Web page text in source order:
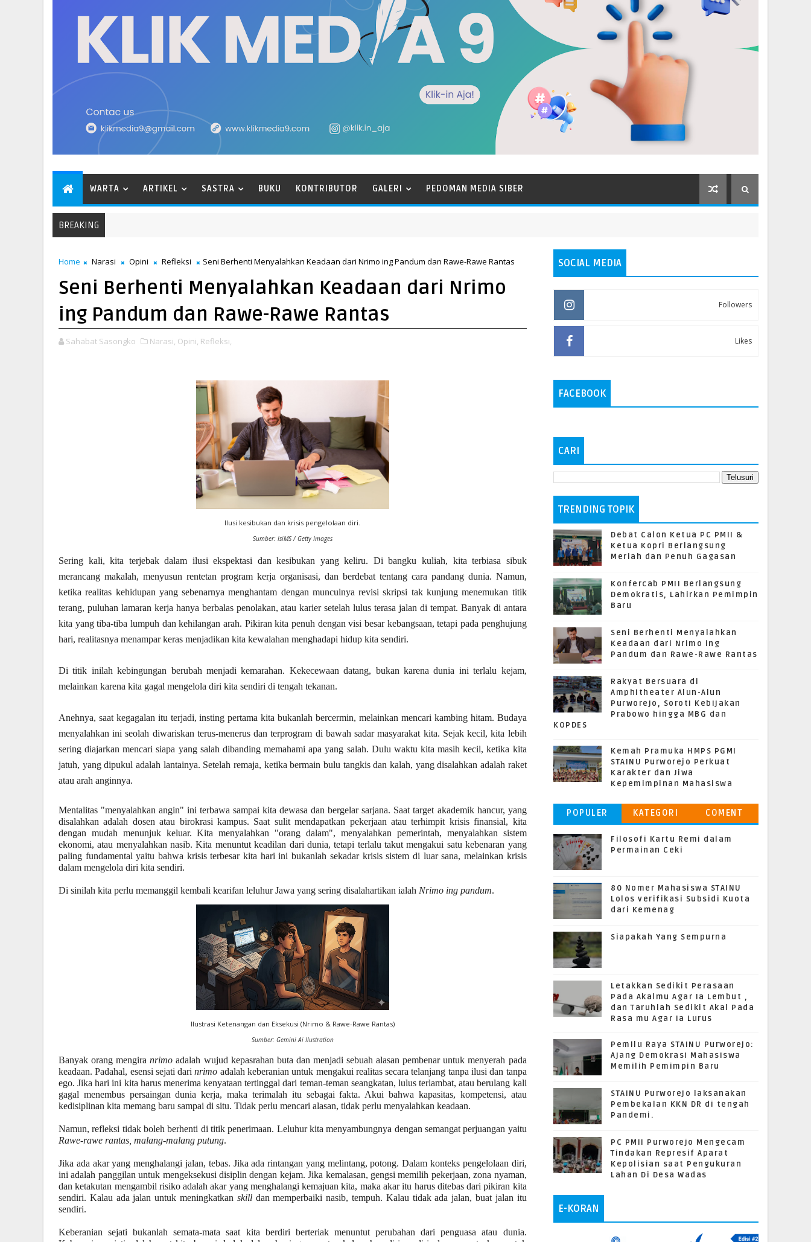
WARTA ARTIKEL SASTRA BUKU KONTRIBUTOR GALERI PEDOMAN MEDIA SIBER
BREAKING
Home Narasi Opini Refleksi Seni Berhenti Menyalahkan Keadaan dari Nrimo ing Pandum dan Rawe-Rawe Rantas
Seni Berhenti Menyalahkan Keadaan dari Nrimo
ing Pandum dan Rawe-Rawe Rantas
Sahabat Sasongko Narasi, Opini, Refleksi,
Ilusi kesibukan dan krisis pengelolaan diri.
Sumber: IsiMS / Getty Images
Sering kali, kita terjebak dalam ilusi ekspektasi dan kesibukan yang keliru. Di bangku kuliah, kita terbiasa sibuk
merancang makalah, menyusun rentetan program kerja organisasi, dan berdebat tentang cara pandang dunia. Namun,
ketika realitas kehidupan yang sebenarnya menghantam dengan munculnya revisi skripsi tak kunjung menemukan titik
terang, puluhan lamaran kerja hanya berbalas penolakan, atau karier setelah lulus terasa jalan di tempat. Banyak di antara
kita yang tiba-tiba lumpuh dan kehilangan arah. Pikiran kita penuh dengan visi besar kebangsaan, tetapi pada penghujung
hari, realitasnya menampar keras menjadikan kita kewalahan menghadapi hidup kita sendiri.
Di titik inilah kebingungan berubah menjadi kemarahan. Kekecewaan datang, bukan karena dunia ini terlalu kejam,
melainkan karena kita gagal mengelola diri kita sendiri di tengah tekanan.
Anehnya, saat kegagalan itu terjadi, insting pertama kita bukanlah bercermin, melainkan mencari kambing hitam. Budaya
menyalahkan ini seolah diwariskan terus-menerus dan terprogram di bawah sadar masyarakat kita. Sejak kecil, kita lebih
sering diajarkan mencarisiapa yang salah dibanding memahamiapa yang salah. Dulu waktu kita masih kecil, ketika kita
jatuh, yang dipukul adalah lantainya. Setelah remaja, ketika bermain bulu tangkis dan kalah, yang disalahkan adalah raket
atau arah anginnya.
Mentalitas "menyalahkan angin" ini terbawa sampai kita dewasa dan bergelar sarjana. Saat target akademik hancur, yang
disalahkan adalah dosen atau birokrasi kampus. Saat sulit mendapatkan pekerjaan atau terhimpit krisis finansial, kita
dengan mudah menunjuk keluar. Kita menyalahkan "orang dalam", menyalahkan pemerintah, menyalahkan sistem
ekonomi, atau menyalahkan nasib. Kita menuntut keadilan dari dunia, tetapi terlalu takut mengakui satu kebenaran yang
paling fundamental yaitu bahwa krisis terbesar kita hari ini bukanlah sekadar krisis sistem di luar sana, melainkan krisis
dalam mengelola diri kita sendiri.
Di sinilah kita perlu memanggil kembali kearifan leluhur Jawa yang sering disalahartikan ialah Nrimo ing pandum.
Ilustrasi Ketenangan dan Eksekusi (Nrimo & Rawe-Rawe Rantas)
Sumber: Gemini Ai Ilustration
Banyak orang mengiranrimo adalah wujud kepasrahan buta dan menjadi sebuah alasan pembenar untuk menyerah pada
keadaan. Padahal, esensi sejati darinrimo adalah keberanian untuk mengakui realitas secara telanjang tanpa ilusi dan tanpa
ego. Jika hari ini kita harus menerima kenyataan tertinggal dari teman-teman seangkatan, lulus terlambat, atau berulang kali
gagal menembus persaingan dunia kerja, maka terimalah itu sebagai fakta. Akui bahwa kapasitas, kompetensi, atau
kedisiplinan kita memang baru sampai di situ. Tidak perlu mencari alasan, tidak perlu menyalahkan keadaan.
Namun, refleksi tidak boleh berhenti di titik penerimaan. Leluhur kita menyambungnya dengan semangat perjuangan yaitu
Rawe-rawe rantas, malang-malang putung.
Jika ada akar yang menghalangi jalan, tebas. Jika ada rintangan yang melintang, potong. Dalam konteks pengelolaan diri,
ini adalah panggilan untuk mengeksekusi disiplin dengan kejam. Jika kemalasan, gengsi memilih pekerjaan, zona nyaman,
dan ketakutan mengambil risiko adalah akar yang menghalangi kemajuan kita, maka akar itu harus ditebas dari pikiran kita
sendiri. Kalau ada jalan untuk meningkatkan skilldan memperbaiki nasib, tempuh. Kalau tidak ada jalan, buat jalan itu
sendiri.
Keberanian sejati bukanlah semata-mata saat kita berdiri berteriak menuntut perubahan dari penguasa atau dunia.
SOCIAL MEDIA
Followers
Likes
FACEBOOK
CARI
TRENDING TOPIK
Debat Calon Ketua PC PMII &
Ketua Kopri Berlangsung
Meriah dan Penuh Gagasan
Konfercab PMII Berlangsung
Demokratis, Lahirkan Pemimpin
Baru
Seni Berhenti Menyalahkan
Keadaan dari Nrimo ing
Pandum dan Rawe-Rawe Rantas
Rakyat Bersuara di
Amphitheater Alun-Alun
Purworejo, Soroti Kebijakan
Prabowo hingga MBG dan
KOPDES
Kemah Pramuka HMPS PGMI
STAINU Purworejo Perkuat
Karakter dan Jiwa
Kepemimpinan Mahasiswa
POPULER KATEGORI COMENT
Filosofi Kartu Remi dalam
Permainan Ceki
80 Nomer Mahasiswa STAINU
Lolos verifikasi Subsidi Kuota
dari Kemenag
Siapakah Yang Sempurna
Letakkan Sedikit Perasaan
Pada Akalmu Agar Ia Lembut ,
dan Taruhlah Sedikit Akal Pada
Rasa mu Agar Ia Lurus
Pemilu Raya STAINU Purworejo:
Ajang Demokrasi Mahasiswa
Memilih Pemimpin Baru
STAINU Purworejo laksanakan
Pembekalan KKN DR di tengah
Pandemi.
PC PMII Purworejo Mengecam
Tindakan Represif Aparat
Kepolisian saat Pengukuran
Lahan Di Desa Wadas
E-KORAN